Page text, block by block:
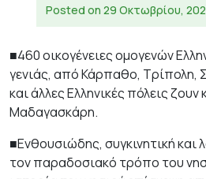
Posted on 29 Οκτωβρίου,
■460 οικογένειες ομογενών
γενιάς, από Κάρπαθο, Τρίπολη,
και άλλες Ελληνικές πόλεις
Μαδαγασκάρη.
■Ενθουσιώδης, συγκινητική
τον παραδοσιακό τρόπο του